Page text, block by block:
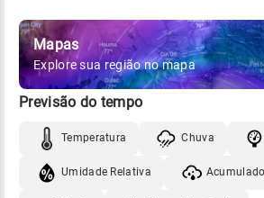
Mapas
Explore sua região no mapa
Previsão do tempo
Temperatura Chuva
Umidade Relativa